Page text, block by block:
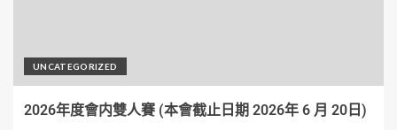
UNCATEGORIZED
2026年度會内雙人賽 (本會截止日期 2026年 6 月 20日)